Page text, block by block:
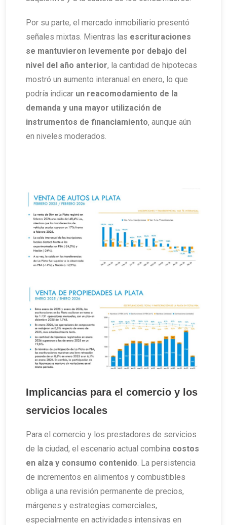
Por su parte, el mercado inmobiliario presentó
señales mixtas. Mientras las escrituraciones
se mantuvieron levemente por debajo del
nivel del año anterior, la cantidad de hipotecas
mostró un aumento interanual en enero, lo que
podría indicar un reacomodamiento de la
demanda y una mayor utilización de
instrumentos de financiamiento, aunque aún
en niveles moderados.
Implicancias para el comercio y los
servicios locales
Para el comercio y los prestadores de servicios
de la ciudad, el escenario actual combina costos
en alza y consumo contenido . La persistencia
de incrementos en alimentos y combustibles
obliga a una revisión permanente de precios,
márgenes y estrategias comerciales,
especialmente en actividades intensivas en